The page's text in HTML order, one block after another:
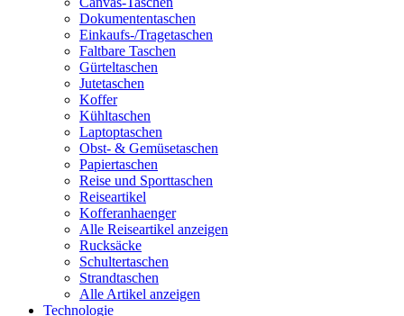
Dokumententaschen
Einkaufs-/Tragetaschen
Faltbare Taschen
Gürteltaschen
Jutetaschen
Koffer
Kühltaschen
Laptoptaschen
Obst- & Gemüsetaschen
Papiertaschen
Reise und Sporttaschen
Reiseartikel
Kofferanhaenger
Alle Reiseartikel anzeigen
Rucksäcke
Schultertaschen
Strandtaschen
Alle Artikel anzeigen
Technologie